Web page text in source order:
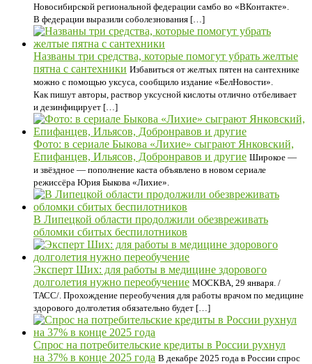
Новосибирской региональной федерации самбо во «ВКонтакте».
В федерации выразили соболезнования […]
Названы три средства, которые помогут убрать желтые
пятна с сантехники Избавиться от желтых пятен на сантехнике
можно с помощью уксуса, сообщило издание «БелНовости».
Как пишут авторы, раствор уксусной кислоты отлично отбеливает
и дезинфицирует […]
Фото: в сериале Быкова «Лихие» сыграют Янковский,
Епифанцев, Ильясов, Добронравов и другие Широкое —
и звёздное — пополнение каста объявлено в новом сериале
режиссёра Юрия Быкова «Лихие».
В Липецкой области продолжили обезвреживать
обломки сбитых беспилотников
Эксперт Ших: для работы в медицине здорового
долголетия нужно переобучение МОСКВА, 29 января. /
ТАСС/. Прохождение переобучения для работы врачом по медицине
здорового долголетия обязательно будет […]
Спрос на потребительские кредиты в России рухнул
на 37% в конце 2025 года В декабре 2025 года в России спрос